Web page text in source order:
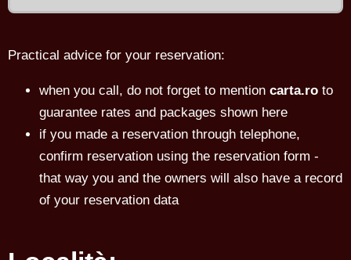
Practical advice for your reservation:
when you call, do not forget to mention carta.ro to
guarantee rates and packages shown here
if you made a reservation through telephone,
confirm reservation using the reservation form -
that way you and the owners will also have a record
of your reservation data